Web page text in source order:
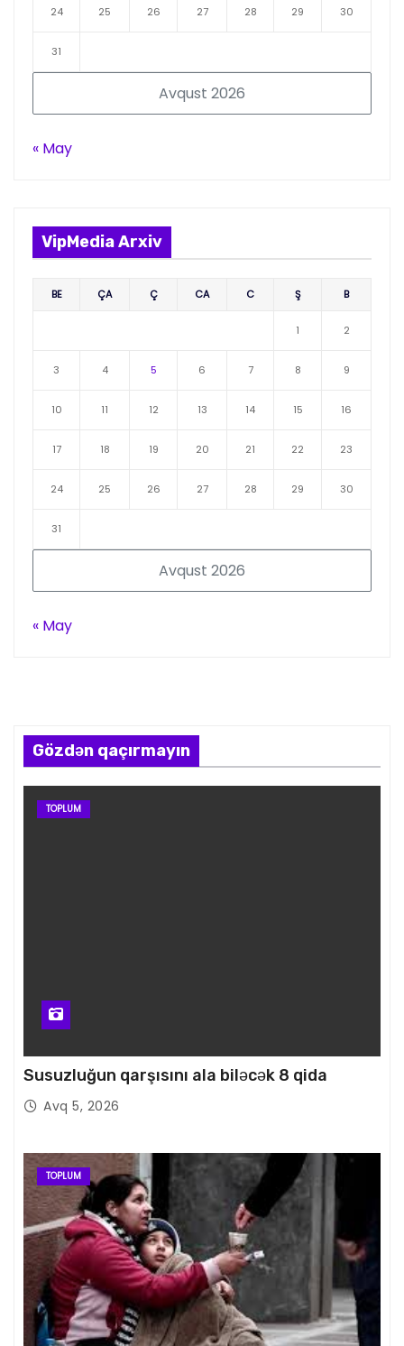
Avqust 2026
24 25 26 27 28 29 30
31
« May
VipMedia Arxiv
Avqust 2026
BE ÇA Ç CA C Ş B
1 2
3 4 5 6 7 8 9
10 11 12 13 14 15 16
17 18 19 20 21 22 23
24 25 26 27 28 29 30
31
« May
Gözdən qaçırmayın
TOPLUM
Susuzluğun qarşısını ala biləcək 8 qida
Avq 5, 2026
TOPLUM